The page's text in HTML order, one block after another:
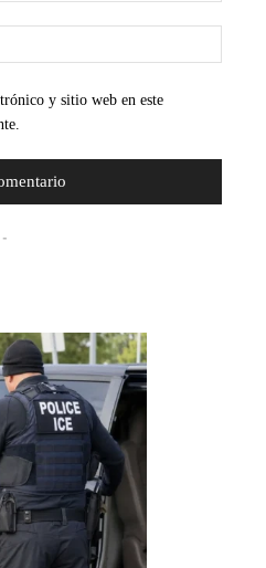
web:
y sitio web en este
-